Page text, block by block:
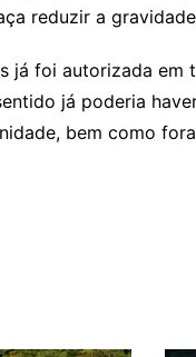
reduzir a
já foi autorizada em
já poderia
bem como